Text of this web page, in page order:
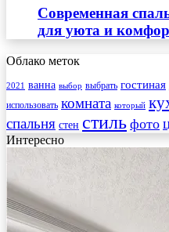
Современная
для уюта и
Облако меток
2021 ванна выбор выбрать гостиная
использовать комната который
спальня стен стиль фото
Интересно